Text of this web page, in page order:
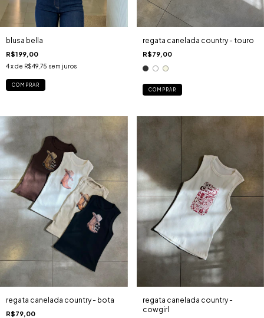
blusa bella
R$199,00
4x de R$49,75 sem juros
COMPRAR
regata canelada country - touro
R$79,00
COMPRAR
regata canelada country - bota
R$79,00
regata canelada country -
cowgirl